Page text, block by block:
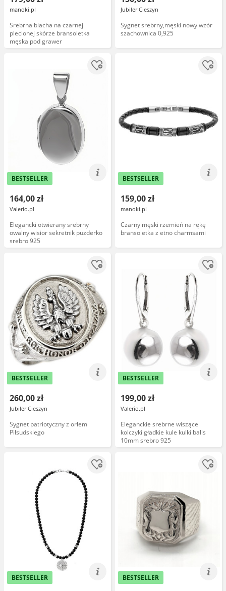
manoki.pl
Srebrna blacha na czarnej
plecionej skórze bransoletka
męska pod grawer
Jubiler Cieszyn
Sygnet srebrny,męski nowy wzór
szachownica 0,925
BESTSELLER
164,00 zł
Valerio.pl
Elegancki otwierany srebrny
owalny wisior sekretnik puzderko
srebro 925
BESTSELLER
159,00 zł
manoki.pl
Czarny męski rzemień na rękę
bransoletka z etno charmsami
BESTSELLER
260,00 zł
Jubiler Cieszyn
Sygnet patriotyczny z orłem
Piłsudskiego
BESTSELLER
199,00 zł
Valerio.pl
Eleganckie srebrne wiszące
kolczyki gładkie kule kulki balls
10mm srebro 925
BESTSELLER BESTSELLER